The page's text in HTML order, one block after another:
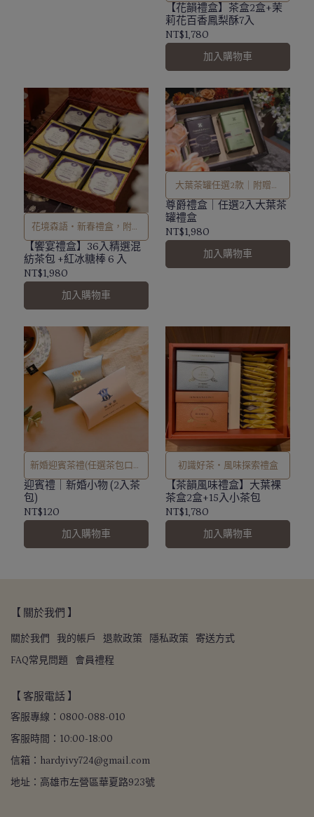
梨酥
【花韻禮盒】茶盒2盒+茉
莉花百香鳳梨酥7入
NT$1,780
加入購物車
花境森語・新春禮盒，附贈
提袋
【饗宴禮盒】36入精選混
紡茶包 +紅冰糖棒 6 入
NT$1,980
加入購物車
大葉茶罐任選2款｜附贈提
袋
尊爵禮盒｜任選2入大葉茶
罐禮盒
NT$1,980
加入購物車
新婚迎賓茶禮(任選茶包口味
請於備註欄填寫)
迎賓禮｜新婚小物 (2入茶
包)
NT$120
加入購物車
初識好茶・風味探索禮盒
【茶韻風味禮盒】大葉裸
茶盒2盒+15入小茶包
NT$1,780
加入購物車
【 關於我們 】
關於我們 我的帳戶 退款政策 隱私政策
寄送方式
FAQ常見問題
會員禮程
【 客服電話 】
客服專線：0800-088-010
客服時間：10:00-18:00
信箱：hardyivy724@gmail.com
地址：高雄市左營區華夏路923號